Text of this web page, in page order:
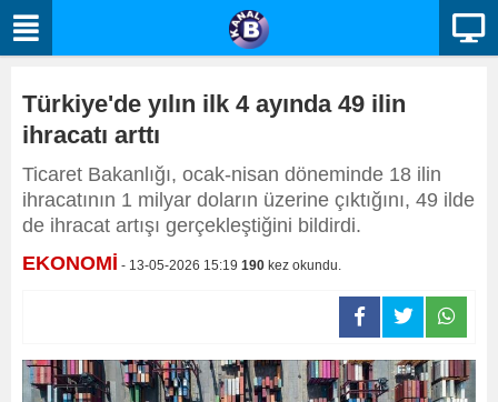
Türkiye'de yılın ilk 4 ayında 49 ilin
ihracatı arttı
Ticaret Bakanlığı, ocak-nisan döneminde 18 ilin
ihracatının 1 milyar doların üzerine çıktığını, 49 ilde
de ihracat artışı gerçekleştiğini bildirdi.
EKONOMİ - 13-05-2026 15:19 190 kez okundu.